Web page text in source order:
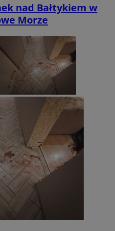
nad Bałtykiem w
Morze